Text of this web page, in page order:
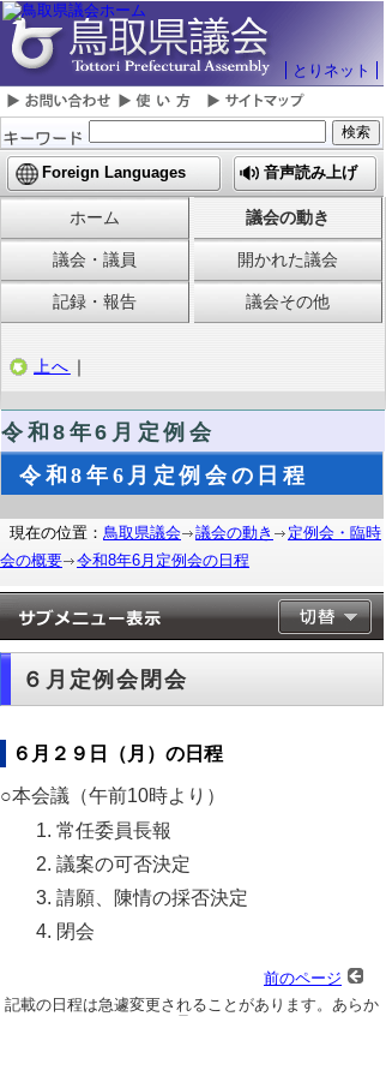
とりネット
Foreign Languages 音声読み上げ
ホーム 議会の動き
議会・議員 開かれた議会
記録・報告 議会その他
上へ ｜
令和8 年6月定例会
令和8年6月定例会の日程
現在の位置： 鳥取県議会 議会の動き
定例会・臨時
会の概要
令和8年6月定例会の日程
６月定例会閉会
６月２９日（月）の日程
○本会議（午前10時より）
常任委員長報
議案の可否決定
請願、陳情の採否決定
閉会
前のページ
記載の日程は急遽変更されることがあります。あらか
じめご了承ください。